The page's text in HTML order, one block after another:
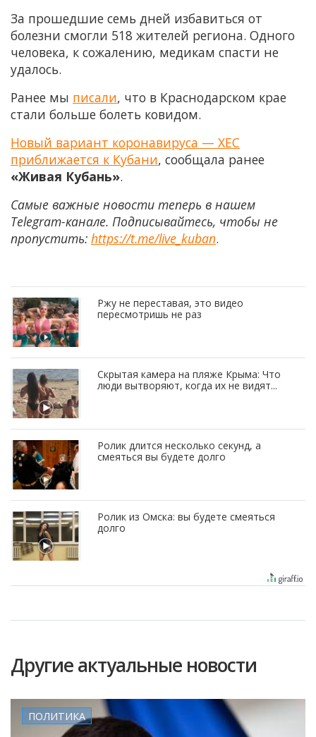
За прошедшие семь дней избавиться от
болезни смогли 518 жителей региона. Одного
человека, к сожалению, медикам спасти не
удалось.
Ранее мы писали, что в Краснодарском крае
стали больше болеть ковидом.
Новый вариант коронавируса — XEC
приближается к Кубани, сообщала ранее
«Живая Кубань».
Самые важные новости теперь в нашем
Telegram-канале. Подписывайтесь, чтобы не
пропустить: https://t.me/live_kuban.
Ржу не переставая, это видео
пересмотришь не раз
Скрытая камера на пляже Крыма: Что
люди вытворяют, когда их не видят...
Ролик длится несколько секунд, а
смеяться вы будете долго
Ролик из Омска: вы будете смеяться
долго
Другие актуальные новости
ПОЛИТИКА